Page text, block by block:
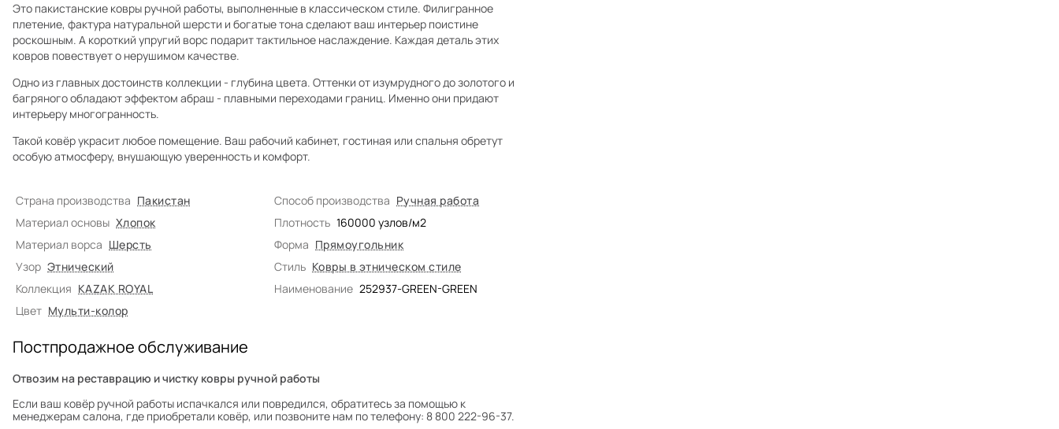
Это пакистанские ковры ручной работы, выполненные в классическом стиле. Филигранное
плетение, фактура натуральной шерсти и богатые тона сделают ваш интерьер поистине
роскошным. А короткий упругий ворс подарит тактильное наслаждение. Каждая деталь этих
ковров повествует о нерушимом качестве.
Одно из главных достоинств коллекции - глубина цвета. Оттенки от изумрудного до золотого и
багряного обладают эффектом абраш - плавными переходами границ. Именно они придают
интерьеру многогранность.
Такой ковёр украсит любое помещение. Ваш рабочий кабинет, гостиная или спальня обретут
особую атмосферу, внушающую уверенность и комфорт.
Страна производства Пакистан Способ производства Ручная работа
Материал основы Хлопок Плотность 160000 узлов/м2
Материал ворса Шерсть Форма Прямоугольник
Узор Этнический Стиль Ковры в этническом стиле
Коллекция KAZAK ROYAL Наименование 252937-GREEN-GREEN
Цвет Мульти-колор
Постпродажное обслуживание
Отвозим на реставрацию и чистку ковры ручной работы
Если ваш ковёр ручной работы испачкался или повредился, обратитесь за помощью к
менеджерам салона, где приобретали ковёр, или позвоните нам по телефону: 8 800 222-96-37.